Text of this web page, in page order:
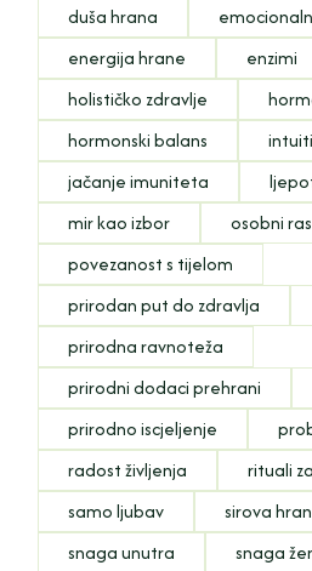
duša hrana
energija hrane
enzimi
holističko zdravlje
hormonski balans
jačanje imuniteta
mir kao izbor
osobni
povezanost s tijelom
prirodan put do zdravlja
prirodna ravnoteža
prirodni dodaci prehrani
prirodno iscjeljenje
radost življenja
rituali
samo ljubav
sirova
snaga unutra
snaga